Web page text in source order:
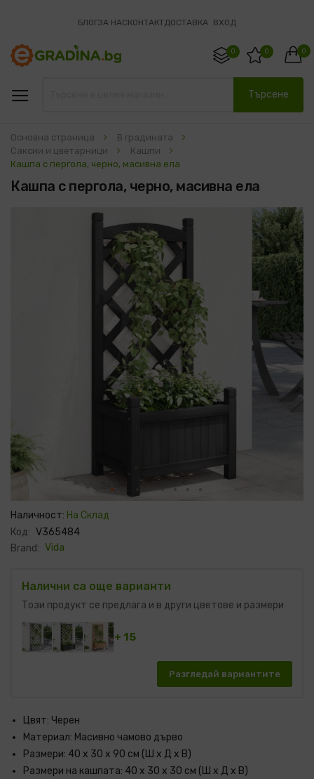
БЛОГЗА НАСКОНТАКТДОСТАВКА ВХОД
0
0 0
Търсене
Основна страница
В градината
Саксии и цветарници
Кашпи
Кашпа с пергола, черно, масивна ела
Кашпа с пергола, черно, масивна ела
Преминете
към
на
галерия
със
Наличност: На Склад
Код: V365484
Brand: Vida
Налични са още варианти
Този продукт се предлага и в други цветове и размери
+ 15
Разгледай вариантите
Цвят: Черен
Материал: Масивно чамово дърво
Размери: 40 x 30 x 90 cм (Ш x Д x В)
Размери на кашпата: 40 x 30 x 30 см (Ш x Д x В)